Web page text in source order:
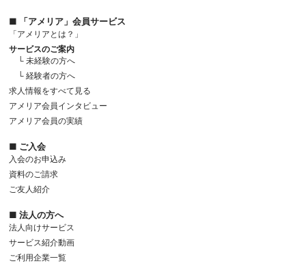
■ 「アメリア」会員サービス
「アメリアとは？」
サービスのご案内
└ 未経験の方へ
└ 経験者の方へ
求人情報をすべて見る
アメリア会員インタビュー
アメリア会員の実績
■ ご入会
入会のお申込み
資料のご請求
ご友人紹介
■ 法人の方へ
法人向けサービス
サービス紹介動画
ご利用企業一覧